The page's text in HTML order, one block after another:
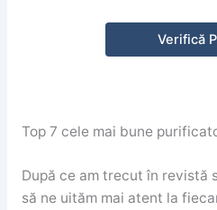
Verifică
Top 7 cele mai bune
După ce am trecut în revistă
să ne uităm mai atent la